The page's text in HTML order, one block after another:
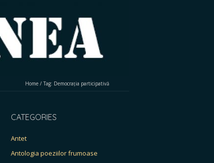
Home / Tag: Democrația participativă
CATEGORIES
Antet
Antologia poeziilor frumoase